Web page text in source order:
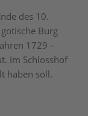
des 10.
Burg
1729 –
Im Schlosshof
haben soll.